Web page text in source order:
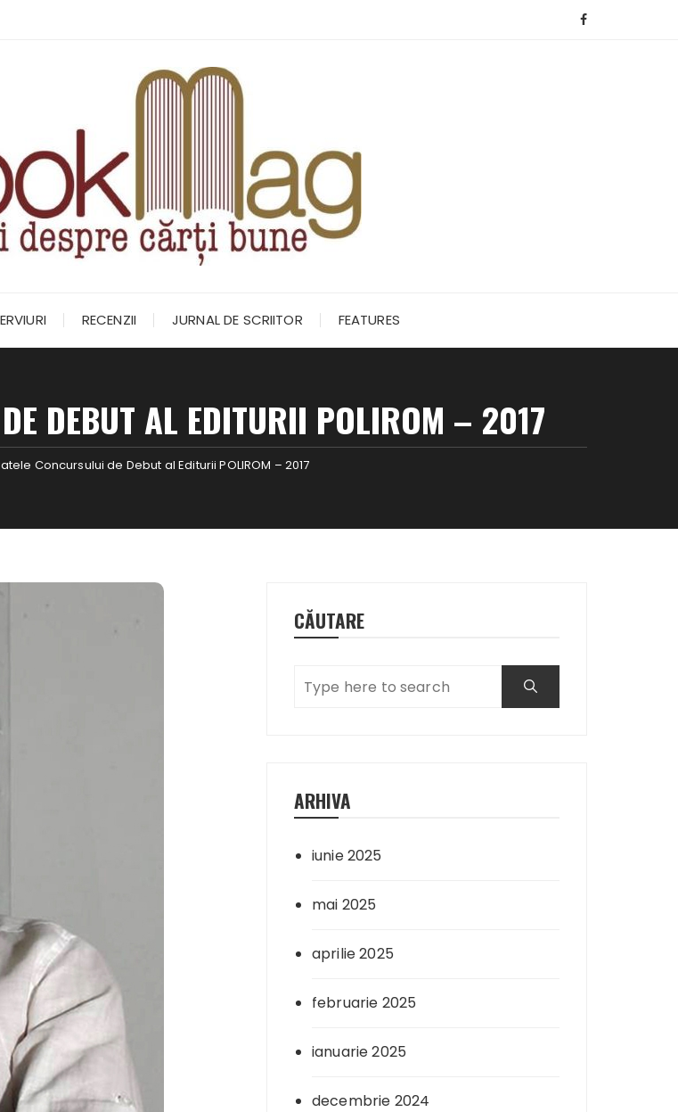
RECENZII JURNAL DE SCRIITOR FEATURES
DE DEBUT AL EDITURII POLIROM – 2017
Concursului de Debut al Editurii POLIROM – 2017
CĂUTARE
ARHIVA
iunie 2025
mai 2025
aprilie 2025
februarie 2025
ianuarie 2025
decembrie 2024